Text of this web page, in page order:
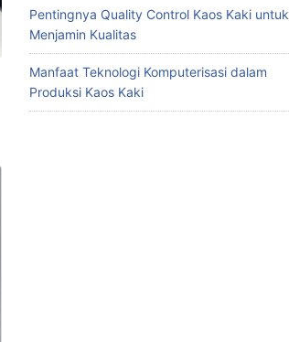
Pentingnya Quality Control Kaos Kaki untuk
Menjamin Kualitas
Manfaat Teknologi Komputerisasi dalam
Produksi Kaos Kaki